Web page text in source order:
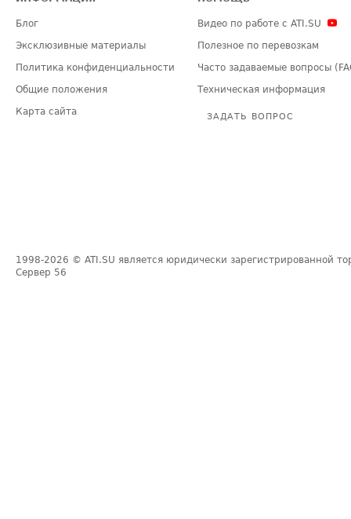
Блог
Эксклюзивные материалы
Политика конфиденциальности
Общие положения
Карта сайта
Видео по работе с ATI.SU
Полезное по перевозкам
Часто задаваемые вопросы
Техническая информация
ЗАДАТЬ ВОПРОС
1998-2026 © ATI.SU является юридически зарегистрированной
Сервер 56